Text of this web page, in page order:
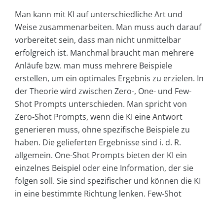
Man kann mit KI auf unterschiedliche Art und
Weise zusammenarbeiten. Man muss auch darauf
vorbereitet sein, dass man nicht unmittelbar
erfolgreich ist. Manchmal braucht man mehrere
Anläufe bzw. man muss mehrere Beispiele
erstellen, um ein optimales Ergebnis zu erzielen. In
der Theorie wird zwischen Zero-, One- und Few-
Shot Prompts unterschieden. Man spricht von
Zero-Shot Prompts, wenn die KI eine Antwort
generieren muss, ohne spezifische Beispiele zu
haben. Die gelieferten Ergebnisse sind i. d. R.
allgemein. One-Shot Prompts bieten der KI ein
einzelnes Beispiel oder eine Information, der sie
folgen soll. Sie sind spezifischer und können die KI
in eine bestimmte Richtung lenken. Few-Shot